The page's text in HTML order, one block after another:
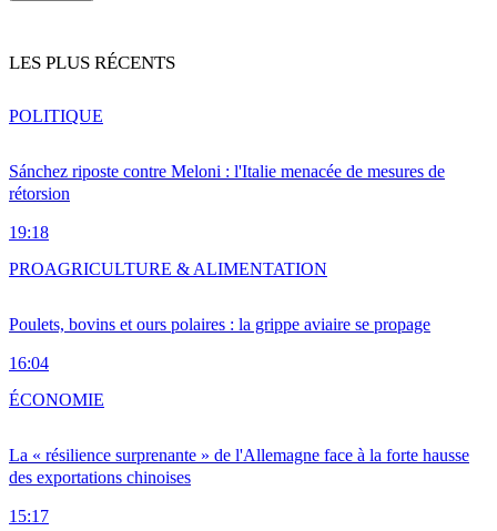
LES PLUS RÉCENTS
Sánchez riposte contre Meloni : l'Italie menacée de mesures de
rétorsion
19:18
POLITIQUE
Poulets, bovins et ours polaires : la grippe aviaire se propage
16:04
PROAGRICULTURE & ALIMENTATION
La « résilience surprenante » de l'Allemagne face à la forte hausse
des exportations chinoises
15:17
ÉCONOMIE